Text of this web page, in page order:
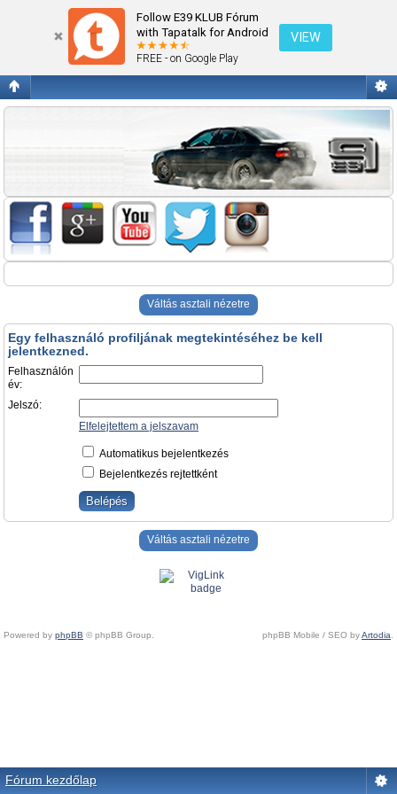
Follow E39 KLUB Fórum
with Tapatalk for Android
FREE - on Google Play
VIEW
Belépés
Váltás asztali nézetre
Egy felhasználó profiljának megtekintéséhez be kell
jelentkezned.
Felhasználón
év:
Jelszó:
Elfelejtettem a jelszavam
Automatikus bejelentkezés
Bejelentkezés rejtettként
Váltás asztali nézetre
Powered by phpBB © phpBB Group. phpBB Mobile / SEO byArtodia.
Fórum kezdőlap